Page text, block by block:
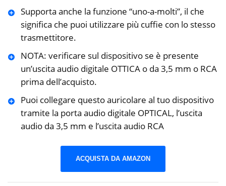
Supporta anche la funzione “uno-a-molti”, il che
significa che puoi utilizzare più cuffie con lo stesso
trasmettitore.
NOTA: verificare sul dispositivo se è presente
un’uscita audio digitale OTTICA o da 3,5 mm o RCA
prima dell’acquisto.
Puoi collegare questo auricolare al tuo dispositivo
tramite la porta audio digitale OPTICAL, l’uscita
audio da 3,5 mm e l’uscita audio RCA
ACQUISTA DA AMAZON